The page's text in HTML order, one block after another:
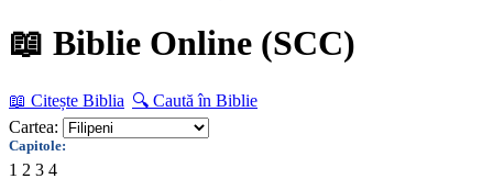
📖 Biblie Online (SCC)
📖 Citește Biblia 🔍 Caută în Biblie
Cartea:
Capitole:
1 2 3 4